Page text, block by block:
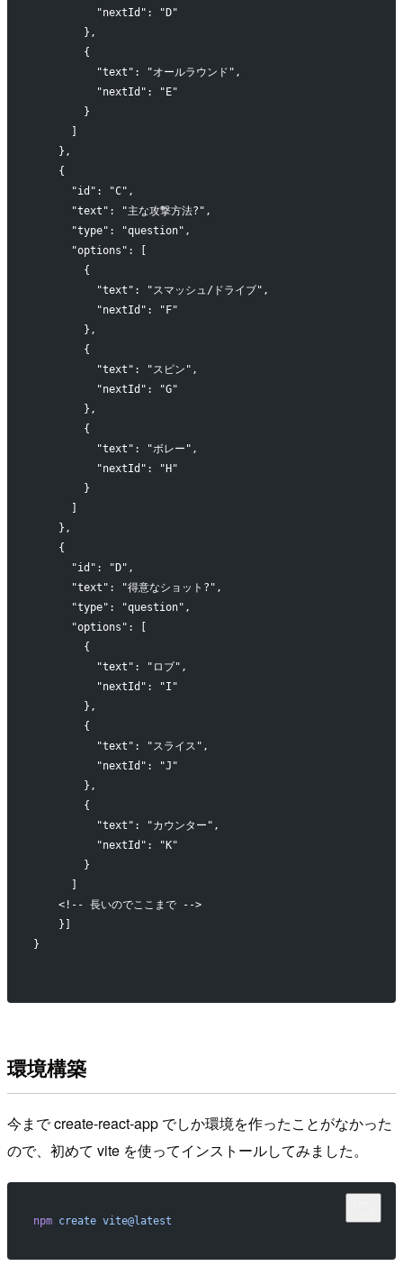
          "nextId": "D"
        },
        {
          "text": "オールラウンド",
          "nextId": "E"
        }
      ]
    },
    {
      "id": "C",
      "text": "主な攻撃方法?",
      "type": "question",
      "options": [
        {
          "text": "スマッシュ/ドライブ",
          "nextId": "F"
        },
        {
          "text": "スピン",
          "nextId": "G"
        },
        {
          "text": "ボレー",
          "nextId": "H"
        }
      ]
    },
    {
      "id": "D",
      "text": "得意なショット?",
      "type": "question",
      "options": [
        {
          "text": "ロブ",
          "nextId": "I"
        },
        {
          "text": "スライス",
          "nextId": "J"
        },
        {
          "text": "カウンター",
          "nextId": "K"
        }
      ]
    <!-- 長いのでここまで -->
    }]
}
環境構築
今まで create-react-app でしか環境を作ったことがなかった
ので、初めて vite を使ってインストールしてみました。
npm create vite@latest